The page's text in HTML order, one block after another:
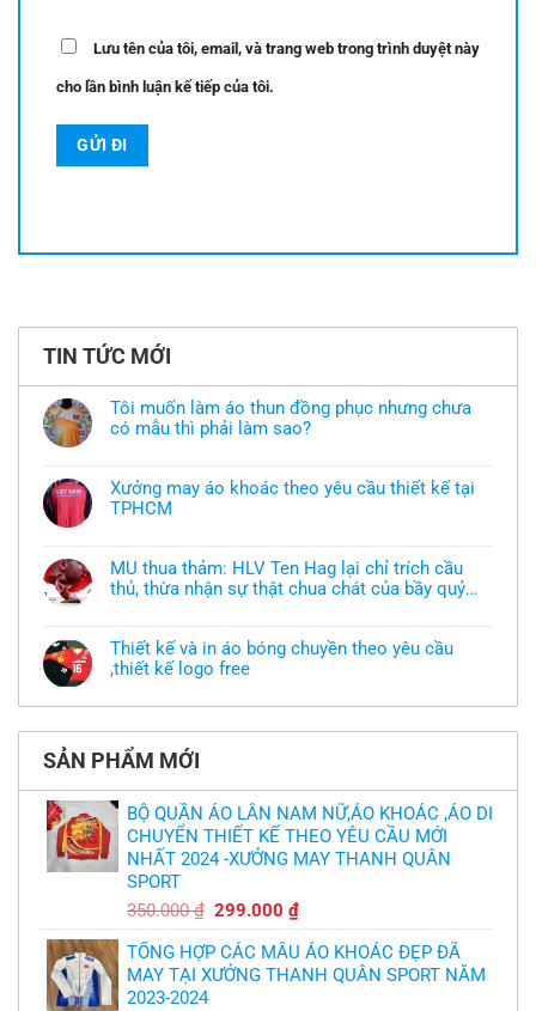
Lưu tên của tôi, email, và trang web trong trình duyệt này
cho lần bình luận kế tiếp của tôi.
TIN TỨC MỚI
Tôi muốn làm áo thun đồng phục nhưng chưa
có mẫu thì phải làm sao?
bình
luận
ở
áo
thun
đồng
chưa
có
mẫu
thì
làm
Xưởng may áo khoác theo yêu cầu thiết kế tại
TPHCM
bình
luận
ở
khoác
theo
yêu
thiết
tại
TPHCM
MU thua thảm: HLV Ten Hag lại chỉ trích cầu
thủ, thừa nhận sự thật chua chát của bầy quỷ
bình
luận
ở
thảm:
Hag
lại
trích
cầu
thủ,
thừa
nhận
sự
thật
chát
bầy
quỷ
nhỏ
Thiết kế và in áo bóng chuyền theo yêu cầu
,thiết kế logo free
có
luận
Thiết
và
in
áo
bóng
chuyền
theo
,thiết
free
SẢN PHẨM MỚI
BỘ QUẦN ÁO LÂN NAM NỮ,ÁO KHOÁC ,ÁO DI
CHUYỂN THIẾT KẾ THEO YÊU CẦU MỚI
NHẤT 2024 -XƯỞNG MAY THANH QUÂN
SPORT
350.000₫ Giá
là:
350.000 ₫.
299.000₫Giá
tại
là:
TỔNG HỢP CÁC MẪU ÁO KHOÁC ĐẸP ĐÃ
MAY TẠI XƯỞNG THANH QUÂN SPORT NĂM
2023-2024